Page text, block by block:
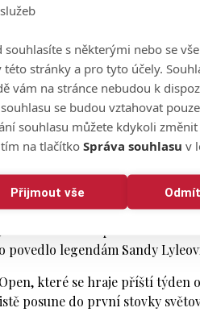
souhlasíte s některými nebo se
této stránky a pro tyto účely.
vám na stránce nebudou k
se budou vztahovat
souhlasu můžete kdykoli změnit
na tlačítko Správa souhlasu v
Přijmout vše
jamky jsem se cítil jako ve
pořád trefovat rány tak
závěru turnaje.
jsem ho získat pro tátu,
jsem trefil, jsem na ně myslel,"
European Open hraném
měsíce jsem bojoval sám
Spadla ze mě ohromná
dní a stal se teprve třetím
legendám Sandy
které se hraje příští týden
posune do první stovky